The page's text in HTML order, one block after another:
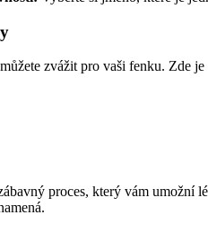
zvážit pro vaši fenku. Zde
proces, který vám umožní